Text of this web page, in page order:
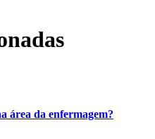
área da enfermagem?